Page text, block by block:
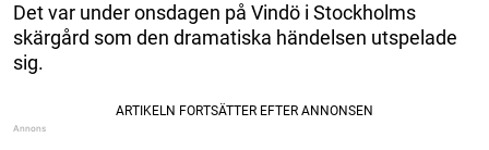
Det var under onsdagen på Vindö i Stockholms
skärgård som den dramatiska händelsen utspelade
sig.